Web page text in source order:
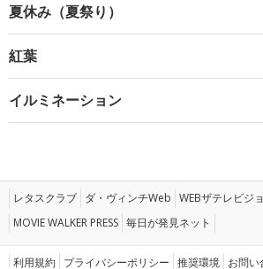
夏休み（夏祭り）
紅葉
イルミネーション
レタスクラブ ダ・ヴィンチWeb WEBザテレビジ
MOVIE WALKER PRESS 毎日が発見ネット
利用規約 プライバシーポリシー 推奨環境 お問い